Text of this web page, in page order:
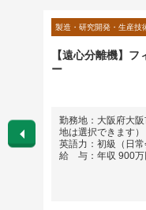
製造・研究開発・生産技
【遠心分離機】
ー
勤務地：大阪府大
地は選択できます）
英語力：初級（日常
給 与：年収 900万